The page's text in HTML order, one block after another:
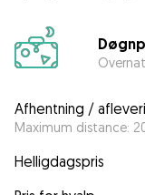
Afhentning /
Maximum distance:
Helligdagspris